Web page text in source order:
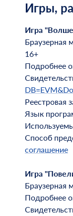
Игры,
Игра
Браузерная
16+
Подробнее
Реестровая
Язык
Способ
соглашение
Игра
Браузерная
Подробнее